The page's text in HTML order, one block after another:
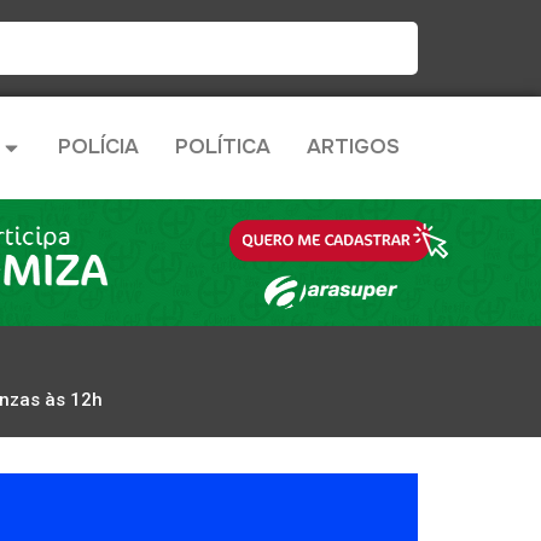
POLÍCIA POLÍTICA ARTIGOS
às 12h